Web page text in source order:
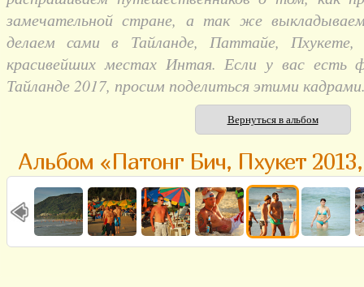
замечательной стране, а так же
делаем сами в Тайланде, Паттайе,
красивейших местах Интая. Если у вас есть
Тайланде 2017, просим поделиться этими
Вернуться в альбом
Альбом «Патонг Бич, Пхукет